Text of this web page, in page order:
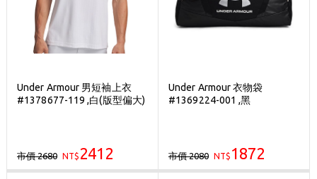
Under Armour 男短袖上衣
#1378677-119 ,白(版型偏大)
市價 2680 NT$ 2412
Under Armour 衣物袋
#1369224-001 ,黑
市價 2080 NT$ 1872